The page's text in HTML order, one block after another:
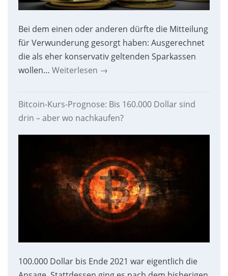
Bei dem einen oder anderen dürfte die Mitteilung
für Verwunderung gesorgt haben: Ausgerechnet
die als eher konservativ geltenden Sparkassen
wollen… Weiterlesen →
Bitcoin-Kurs-Prognose: Bis 160.000 Dollar sind
drin – aber wo nachkaufen?
100.000 Dollar bis Ende 2021 war eigentlich die